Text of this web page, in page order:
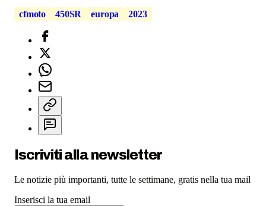
cfmoto
450SR europa 2023
Iscriviti alla newsletter
Le notizie più importanti, tutte le settimane, gratis nella tua mail
Inserisci la tua email